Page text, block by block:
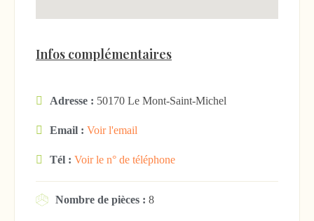
Infos complémentaires
Adresse : 50170 Le Mont-Saint-Michel
Email : Voir l'email
Tél : Voir le n° de téléphone
Nombre de pièces : 8